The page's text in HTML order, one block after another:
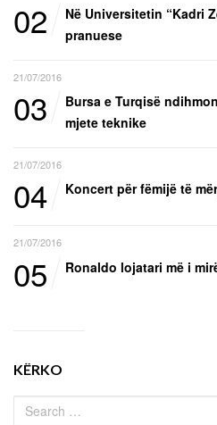
02
Në Universitetin “Kadri
pranuese
21/07/2016
03
Bursa e Turqisë
mjete teknike
21/07/2016
04 Koncert për fëmijë të
21/07/2016
05 Ronaldo lojatari më i
KËRKO